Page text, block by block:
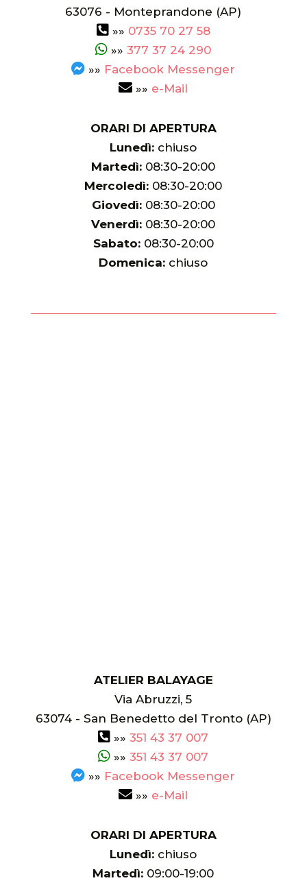
63076 - Monteprandone (AP)
»» 0735 70 27 58
»»377 37 24 290
»» Facebook Messenger
»» e-Mail
ORARI DI APERTURA
Lunedì: chiuso
Martedì: 08:30-20:00
Mercoledì: 08:30-20:00
Giovedì:08:30-20:00
Venerdì: 08:30-20:00
Sabato:08:30-20:00
Domenica: chiuso
ATELIER BALAYAGE
Via Abruzzi, 5
63074- San Benedetto del Tronto (AP)
»»351 43 37 007
»»351 43 37 007
»» Facebook Messenger
»» e-Mail
ORARI DI APERTURA
Lunedì: chiuso
Martedì: 09:00-19:00